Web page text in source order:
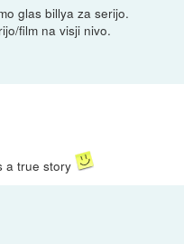
glas billya za serijo.
film na visji nivo.
a true story